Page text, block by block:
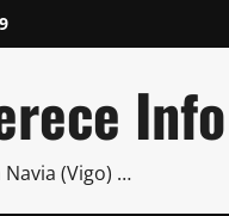
Info
(Vigo) …